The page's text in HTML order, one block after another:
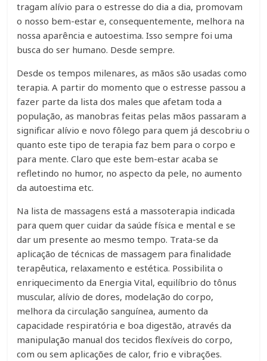
tragam alívio para o estresse do dia a dia, promovam
o nosso bem-estar e, consequentemente, melhora na
nossa aparência e autoestima. Isso sempre foi uma
busca do ser humano. Desde sempre.
Desde os tempos milenares, as mãos são usadas como
terapia. A partir do momento que o estresse passou a
fazer parte da lista dos males que afetam toda a
população, as manobras feitas pelas mãos passaram a
significar alívio e novo fôlego para quem já descobriu o
quanto este tipo de terapia faz bem para o corpo e
para mente. Claro que este bem-estar acaba se
refletindo no humor, no aspecto da pele, no aumento
da autoestima etc.
Na lista de massagens está a massoterapia indicada
para quem quer cuidar da saúde física e mental e se
dar um presente ao mesmo tempo. Trata-se da
aplicação de técnicas de massagem para finalidade
terapêutica, relaxamento e estética. Possibilita o
enriquecimento da Energia Vital, equilíbrio do tônus
muscular, alívio de dores, modelação do corpo,
melhora da circulação sanguínea, aumento da
capacidade respiratória e boa digestão, através da
manipulação manual dos tecidos flexíveis do corpo,
com ou sem aplicações de calor, frio e vibrações.